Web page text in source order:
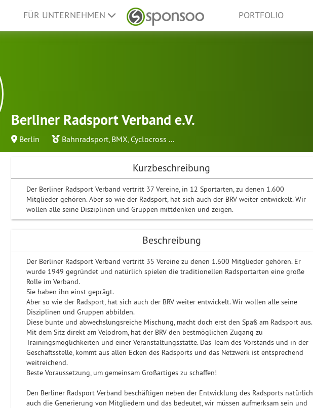
FÜR UNTERNEHMEN PORTFOLIO
Berliner Radsport Verband e.V.
Berlin Bahnradsport, BMX, Cyclocross ...
Kurzbeschreibung
Der Berliner Radsport Verband vertritt 37 Vereine, in 12 Sportarten, zu denen 1.600
Mitglieder gehören. Aber so wie der Radsport, hat sich auch der BRV weiter entwickelt. Wir
wollen alle seine Disziplinen und Gruppen mittdenken und zeigen.
Beschreibung
Der Berliner Radsport Verband vertritt 35 Vereine zu denen 1.600 Mitglieder gehören. Er
wurde 1949 gegründet und natürlich spielen die traditionellen Radsportarten eine große
Rolle im Verband.
Sie haben ihn einst geprägt.
Aber so wie der Radsport, hat sich auch der BRV weiter entwickelt. Wir wollen alle seine
Disziplinen und Gruppen abbilden.
Diese bunte und abwechslungsreiche Mischung, macht doch erst den Spaß am Radsport aus.
Mit dem Sitz direkt am Velodrom, hat der BRV den bestmöglichen Zugang zu
Trainingsmöglichkeiten und einer Veranstaltungsstätte. Das Team des Vorstands und in der
Geschäftsstelle, kommt aus allen Ecken des Radsports und das Netzwerk ist entsprechend
weitreichend.
Beste Voraussetzung, um gemeinsam Großartiges zu schaffen!
Den Berliner Radsport Verband beschäftigen neben der Entwicklung des Radsports natürlich
auch die Generierung von Mitgliedern und das bedeutet, wir müssen aufmerksam sein und